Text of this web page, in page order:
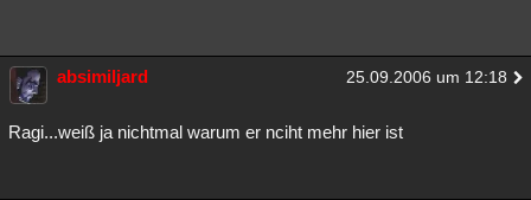
absimiljard 25.09.2006 um 12:18
Ragi...weiß ja nichtmal warum er nciht mehr hier ist